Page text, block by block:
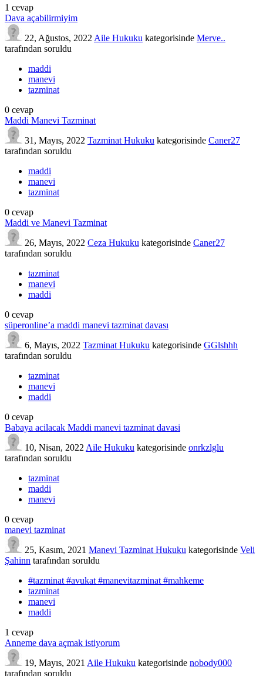
1 cevap
Dava açabilirmiyim
22, Ağustos, 2022 Aile Hukuku kategorisinde Merve..
tarafından soruldu
maddi
manevi
tazminat
0 cevap
Maddi Manevi Tazminat
31, Mayıs, 2022 Tazminat Hukuku kategorisinde Caner27
tarafından soruldu
maddi
manevi
tazminat
0 cevap
Maddi ve Manevi Tazminat
26, Mayıs, 2022 Ceza Hukuku kategorisinde Caner27
tarafından soruldu
tazminat
manevi
maddi
0 cevap
süperonline’a maddi manevi tazminat davası
6, Mayıs, 2022 Tazminat Hukuku kategorisinde GGlshhh
tarafından soruldu
tazminat
manevi
maddi
0 cevap
Babaya acilacak Maddi manevi tazminat davasi
10, Nisan, 2022 Aile Hukuku kategorisinde onrkzlglu
tarafından soruldu
tazminat
maddi
manevi
0 cevap
manevi tazminat
25, Kasım, 2021 Manevi Tazminat Hukuku kategorisinde Veli
Şahinn tarafından soruldu
#tazminat #avukat #manevitazminat #mahkeme
tazminat
manevi
maddi
1 cevap
Anneme dava açmak istiyorum
19, Mayıs, 2021 Aile Hukuku kategorisinde nobody000
tarafından soruldu